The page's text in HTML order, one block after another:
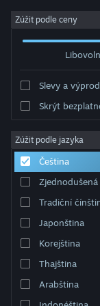
Přihlásit se
Komunita
Informace
Podpora
Změnit jazyk
Mobilní aplikace
Desktopová verze
Zúžit podle ceny
Slevy a
Skrýt
Zúžit podle jazyka
Čeština
Tradiční
Japonština
Korejština
Thajština
Arabština
Vývojář:
Seřadit podle
Vašemu zadání
předvoleb vyloučeno